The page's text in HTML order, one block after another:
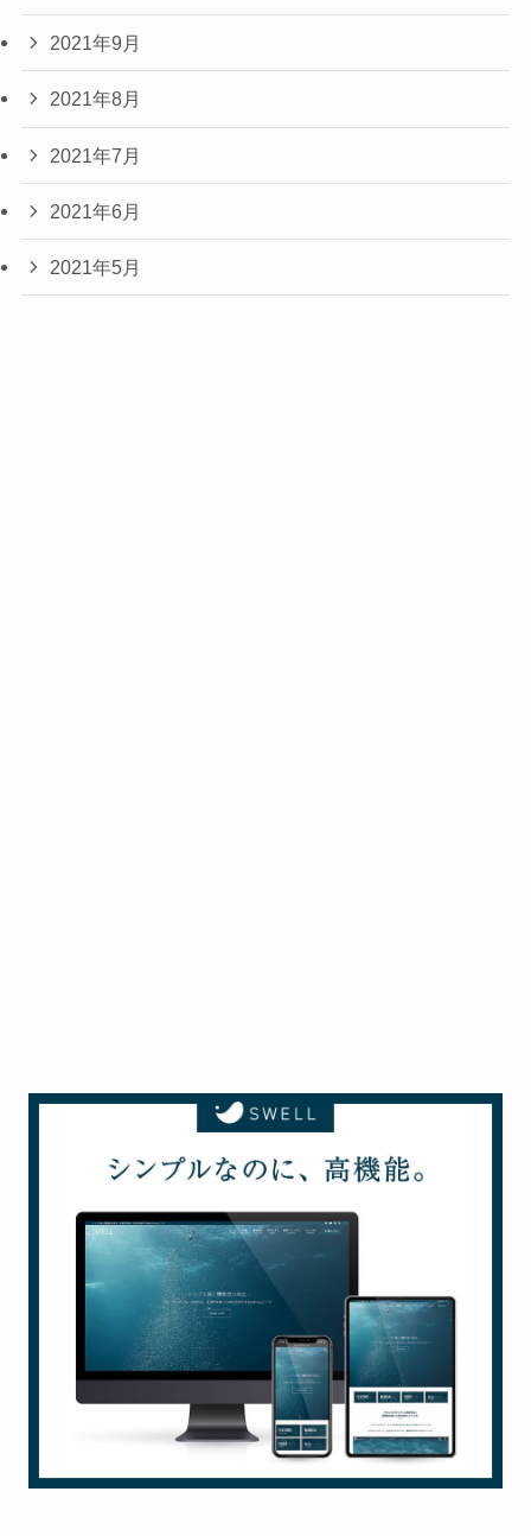
2021年9月
2021年8月
2021年7月
2021年6月
2021年5月